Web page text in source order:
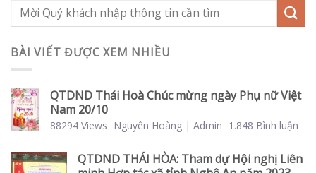
BÀI VIẾT ĐƯỢC XEM NHIỀU
QTDND Thái Hoà Chúc mừng ngày Phụ nữ Việt
Nam 20/10
88294 Views Nguyên Hoàng | Admin 1.848 Bình luận
QTDND THÁI HÒA: Tham dự Hội nghị Liên